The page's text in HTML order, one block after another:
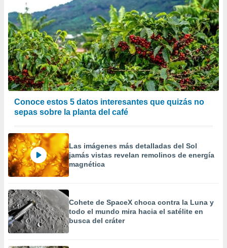
Conoce estos 5 datos interesantes que quizás no
sepas sobre la planta del café
Las imágenes más detalladas del Sol
jamás vistas revelan remolinos de energía
magnética
Cohete de SpaceX choca contra la Luna y
todo el mundo mira hacia el satélite en
busca del cráter